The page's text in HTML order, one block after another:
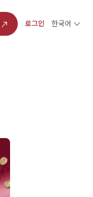
로그인 한국어